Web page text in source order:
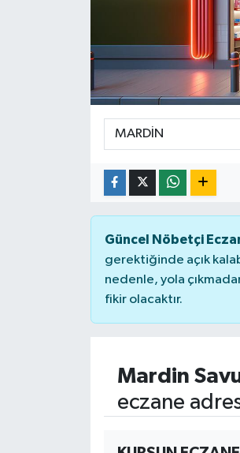
Güncel Nöbetçi
gerektiğinde açık
nedenle, yola
fikir olacaktır.
Mardin
eczane